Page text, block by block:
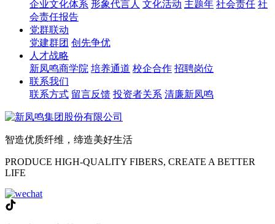
企业文化体系 形象代言人 文化活动 主题年 社会责任 社
会责任报告
党群联动
党建群团 创先争优
人才战略
新凤鸣商学院 培养通道 校企合作 招聘岗位
联系我们
联系方式 留言反馈 投资者关系 清廉新凤鸣
智造优质纤维，缔造美好生活
PRODUCE HIGH-QUALITY FIBERS, CREATE A BETTER
LIFE